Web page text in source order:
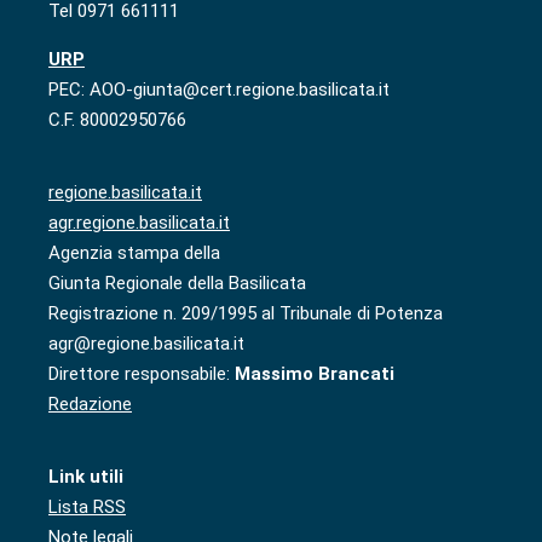
Tel 0971 661111
URP
PEC: AOO-giunta@cert.regione.basilicata.it
C.F. 80002950766
regione.basilicata.it
agr.regione.basilicata.it
Agenzia stampa della
Giunta Regionale della Basilicata
Registrazione n. 209/1995 al Tribunale di Potenza
agr@regione.basilicata.it
Direttore responsabile: Massimo Brancati
Redazione
Link utili
Lista RSS
Note legali